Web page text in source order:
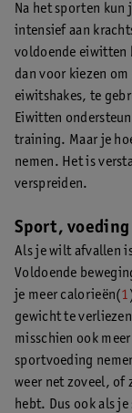
Na het sporten kun
intensief aan
voldoende eiwitten
dan voor kiezen
eiwitshakes, te
Eiwitten
training. Maar je
nemen. Het is
verspreiden.
Sport,
Als je wilt afvallen
Voldoende
je meer calorieën(1
gewicht te
misschien ook
sportvoeding
weer net zoveel, of
hebt. Dus ook als